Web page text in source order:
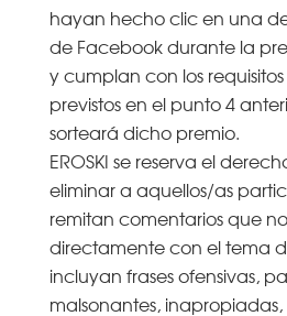
hayan hecho clic en una
de Facebook durante la
y cumplan con los
previstos en el punto 4
sorteará dicho premio.
EROSKI se reserva el
eliminar a aquellos/as
remitan comentarios que
directamente con el tema
incluyan frases ofensivas,
malsonantes, inapropiadas,